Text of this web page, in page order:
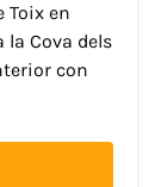
Toix en
la Cova dels
con